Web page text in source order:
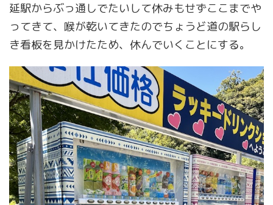
延駅からぶっ通しでたいして休みもせずここまでや
ってきて、喉が乾いてきたのでちょうど道の駅らし
き看板を見かけたため、休んでいくことにする。